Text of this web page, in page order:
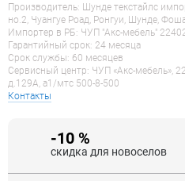
Производитель: Шунде текстайлс
но.2, Чуангуе Роад, Ронгуи, Шунде,
Импортер в РБ: ЧУП "Акс-мебель"
Гарантийный срок: 24 месяца
Срок службы: 60 месяцев
Сервисный центр: ЧУП «Акс-мебель»,
д.129А, a1/мтс 500-8-500
Контакты
-10 %
скидка для новоселов